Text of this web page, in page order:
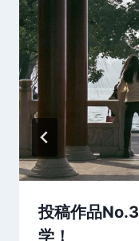
投稿作品
学！